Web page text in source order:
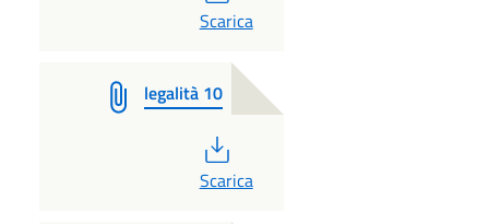
PDF
Scarica
legalità 10
PDF
Scarica